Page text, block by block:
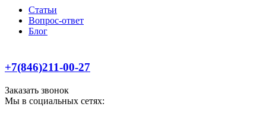
Статьи
Вопрос-ответ
Блог
+7(846)211-00-27
Заказать звонок
Мы в социальных сетях: